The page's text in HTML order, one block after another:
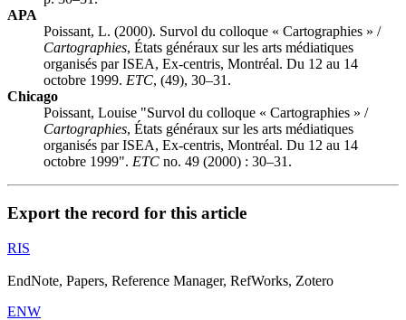
APA
Poissant, L. (2000). Survol du colloque « Cartographies » /
Cartographies, États généraux sur les arts médiatiques
organisés par ISEA, Ex-centris, Montréal. Du 12 au 14
octobre 1999. ETC, (49), 30–31.
Chicago
Poissant, Louise "Survol du colloque « Cartographies » /
Cartographies, États généraux sur les arts médiatiques
organisés par ISEA, Ex-centris, Montréal. Du 12 au 14
octobre 1999". ETC no. 49 (2000) : 30–31.
Export the record for this article
RIS
EndNote, Papers, Reference Manager, RefWorks, Zotero
ENW